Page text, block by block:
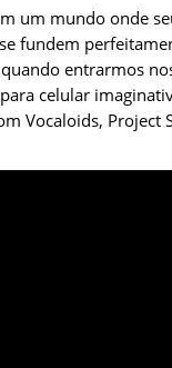
um mundo onde
fundem
entrarmos
celular
Vocaloids,